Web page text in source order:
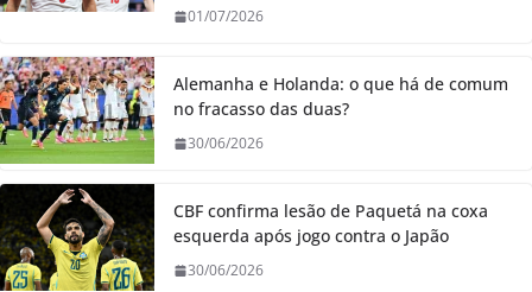
01/07/2026
Alemanha e Holanda: o que há de comum
no fracasso das duas?
30/06/2026
CBF confirma lesão de Paquetá na coxa
esquerda após jogo contra o Japão
30/06/2026